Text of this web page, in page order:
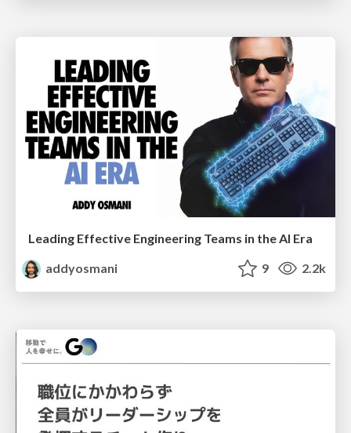
Leading Effective Engineering Teams in the AI Era
addyosmani
9 2.2k